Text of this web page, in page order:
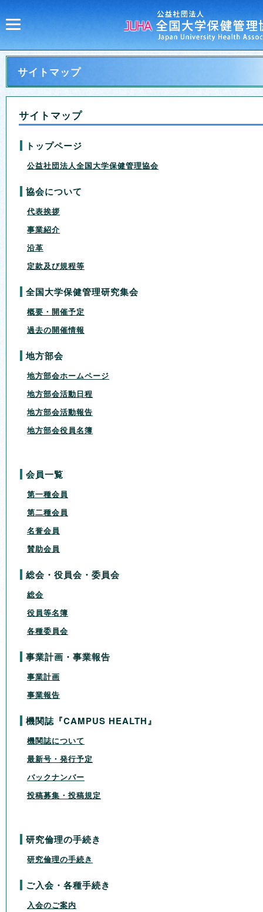
サイトマップ
サイトマップ
トップページ
公益社団法人全国大学保健管理協会
協会について
代表挨拶
事業紹介
沿革
定款及び規程等
全国大学保健管理研究集会
概要・開催予定
過去の開催情報
地方部会
地方部会ホームページ
地方部会活動日程
地方部会活動報告
地方部会役員名簿
会員一覧
第一種会員
第二種会員
名誉会員
賛助会員
総会・役員会・委員会
総会
役員等名簿
各種委員会
事業計画・事業報告
事業計画
事業報告
機関誌『CAMPUS HEALTH』
機関誌について
最新号・発行予定
バックナンバー
投稿募集・投稿規定
研究倫理の手続き
研究倫理の手続き
ご入会・各種手続き
入会のご案内